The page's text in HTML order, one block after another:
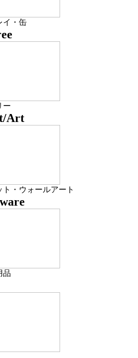
イ・缶
ー
Art
・ウォールアート
品